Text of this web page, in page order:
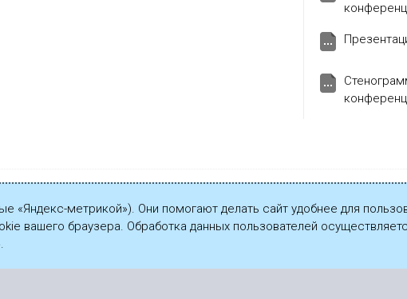
метрикой»). Они помогают делать сайт удобнее для
вашего браузера. Обработка данных пользователей